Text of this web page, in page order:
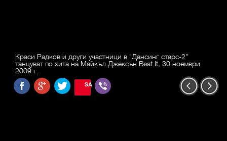
Краси Радков и други участници в "Дансинг старс-2"
танцуват по хита на Майкъл Джексън Beat It, 30 ноември
2009 г.
SAVE